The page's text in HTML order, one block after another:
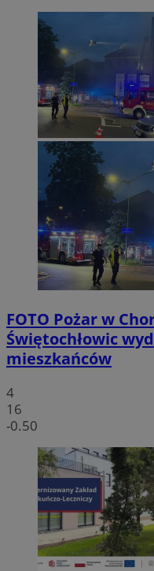
FOTO Pożar w
Świętochłowic
mieszkańców
4
16
-0.50